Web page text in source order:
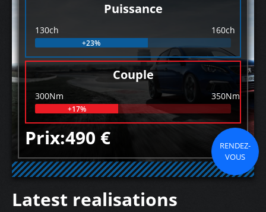
Puissance
130ch 160ch
+23%
Couple
300Nm 350Nm
+17%
Prix:490 €
RENDEZ-
VOUS
Latest realisations